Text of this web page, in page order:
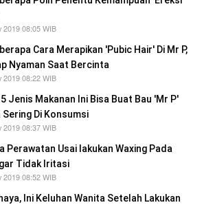
2019 08:05 WIB
Cara Merapikan 'Pubic Hair' Di Mr P,
Nyaman Saat Bercinta
2019 08:22 WIB
Jenis Makanan Ini Bisa Buat Bau 'Mr P'
Di Konsumsi
2019 08:37 WIB
Perawatan Usai lakukan Waxing Pada
Tidak Iritasi
2019 08:52 WIB
Ini Keluhan Wanita Setelah Lakukan